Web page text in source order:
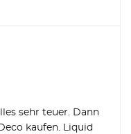
sehr teuer. Dann
kaufen. Liquid